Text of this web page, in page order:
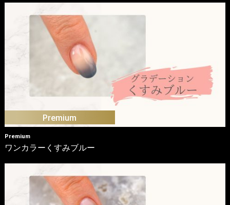
Premium
ワンカラーくすみブルー